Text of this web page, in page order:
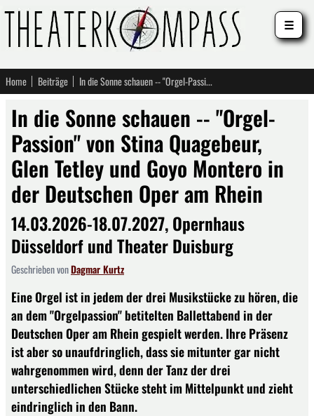
Home Beiträge In die Sonne schauen -- "Orgel-Passion" von Stina Quagebeur, Glen Tetley und Goyo Montero in der Deutschen Oper am Rhein
In die Sonne schauen -- "Orgel-
Passion" von Stina Quagebeur,
Glen Tetley und Goyo Montero in
der Deutschen Oper am Rhein
14.03.2026-18.07.2027, Opernhaus
Düsseldorf und Theater Duisburg
Geschrieben vonDagmar Kurtz
Eine Orgel ist in jedem der drei Musikstücke zu hören, die
an dem "Orgelpassion" betitelten Ballettabend in der
Deutschen Oper am Rhein gespielt werden. Ihre Präsenz
ist aber so unaufdringlich, dass sie mitunter gar nicht
wahrgenommen wird, denn der Tanz der drei
unterschiedlichen Stücke steht im Mittelpunkt und zieht
eindringlich in den Bann.
☰